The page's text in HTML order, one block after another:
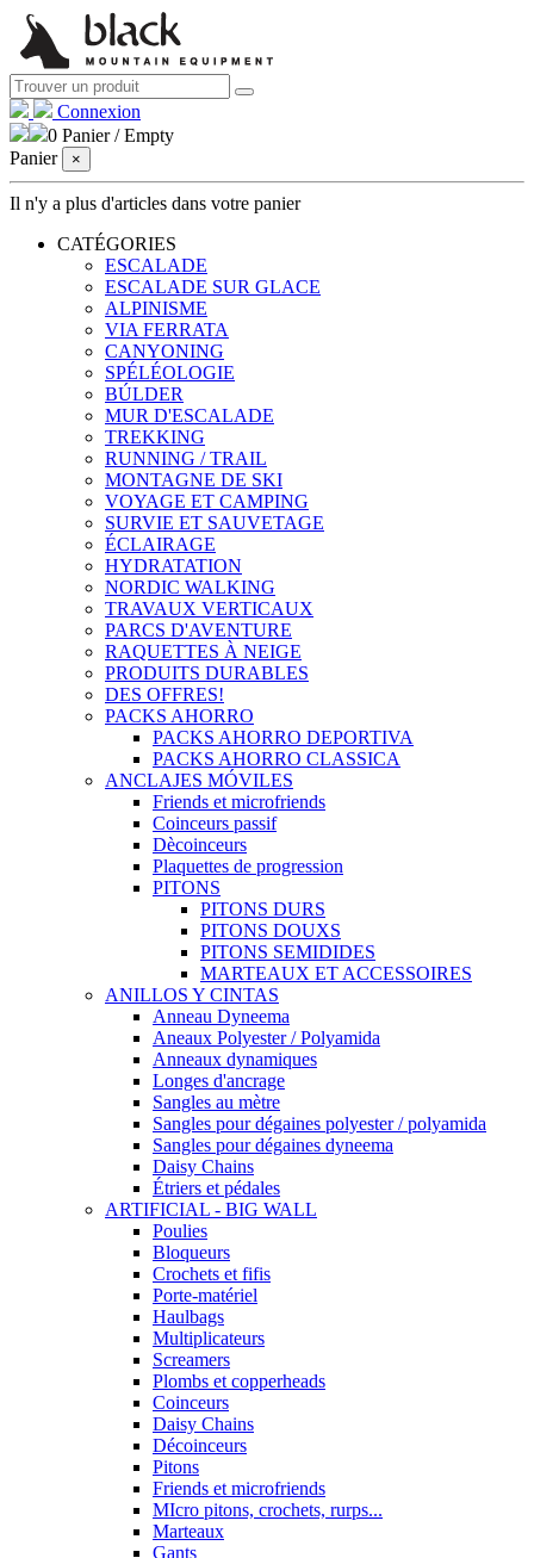
Connexion
0 Panier /Empty
Panier
×
Il n'y a plus d'articles dans votre panier
CATÉGORIES
ESCALADE
ESCALADE SUR GLACE
ALPINISME
VIA FERRATA
CANYONING
SPÉLÉOLOGIE
BÚLDER
MUR D'ESCALADE
TREKKING
RUNNING / TRAIL
MONTAGNE DE SKI
VOYAGE ET CAMPING
SURVIE ET ​​SAUVETAGE
ÉCLAIRAGE
HYDRATATION
NORDIC WALKING
TRAVAUX VERTICAUX
PARCS D'AVENTURE
RAQUETTES À NEIGE
PRODUITS DURABLES
DES OFFRES!
PACKS AHORRO
PACKS AHORRO DEPORTIVA
PACKS AHORRO CLASSICA
ANCLAJES MÓVILES
Friends et microfriends
Coinceurs passif
Dècoinceurs
Plaquettes de progression
PITONS
PITONS DURS
PITONS DOUXS
PITONS SEMIDIDES
MARTEAUX ET ACCESSOIRES
ANILLOS Y CINTAS
Anneau Dyneema
Aneaux Polyester / Polyamida
Anneaux dynamiques
Longes d'ancrage
Sangles au mètre
Sangles pour dégaines polyester / polyamida
Sangles pour dégaines dyneema
Daisy Chains
Étriers et pédales
ARTIFICIAL - BIG WALL
Poulies
Bloqueurs
Crochets et fifis
Porte-matériel
Haulbags
Multiplicateurs
Screamers
Plombs et copperheads
Coinceurs
Daisy Chains
Décoinceurs
Pitons
Friends et microfriends
MIcro pitons, crochets, rurps...
Marteaux
Gants